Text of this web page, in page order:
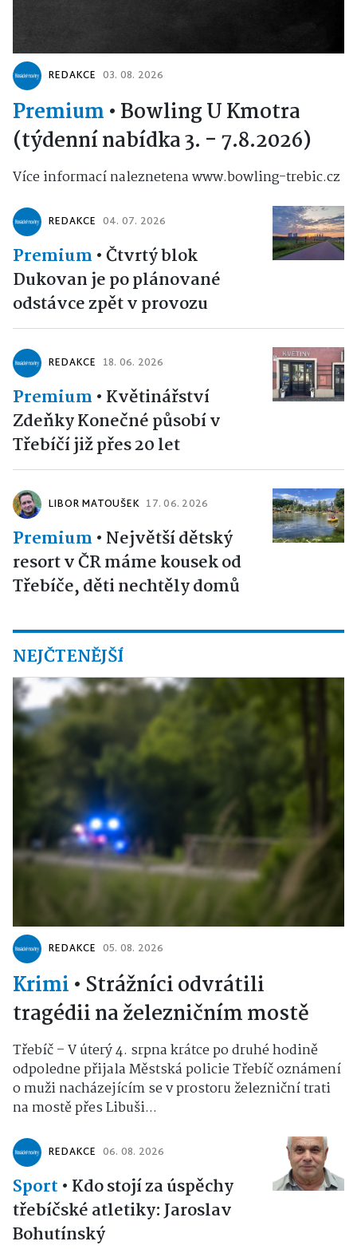
REDAKCE 03. 08. 2026
Premium • Bowling U Kmotra
(týdenní nabídka 3. - 7.8.2026)
Více informací naleznetena www.bowling-trebic.cz
REDAKCE 04. 07. 2026
Premium •Čtvrtý blok
Dukovan je po plánované
odstávce zpět v provozu
REDAKCE 18. 06. 2026
Premium • Květinářství
Zdeňky Konečné působí v
Třebíčí již přes 20 let
LIBOR MATOUŠEK 17. 06. 2026
Premium • Největší dětský
resort v ČR máme kousek od
Třebíče, děti nechtěly domů
NEJČTENĚJŠÍ
REDAKCE 05. 08. 2026
Krimi • Strážníci odvrátili
tragédii na železničním mostě
Třebíč – V úterý 4. srpna krátce po druhé hodině
odpoledne přijala Městská policie Třebíč oznámení
o muži nacházejícím se v prostoru železniční trati
na mostě přes Libuši...
REDAKCE 06. 08. 2026
Sport • Kdo stojí za úspěchy
třebíčské atletiky: Jaroslav
Bohutínský